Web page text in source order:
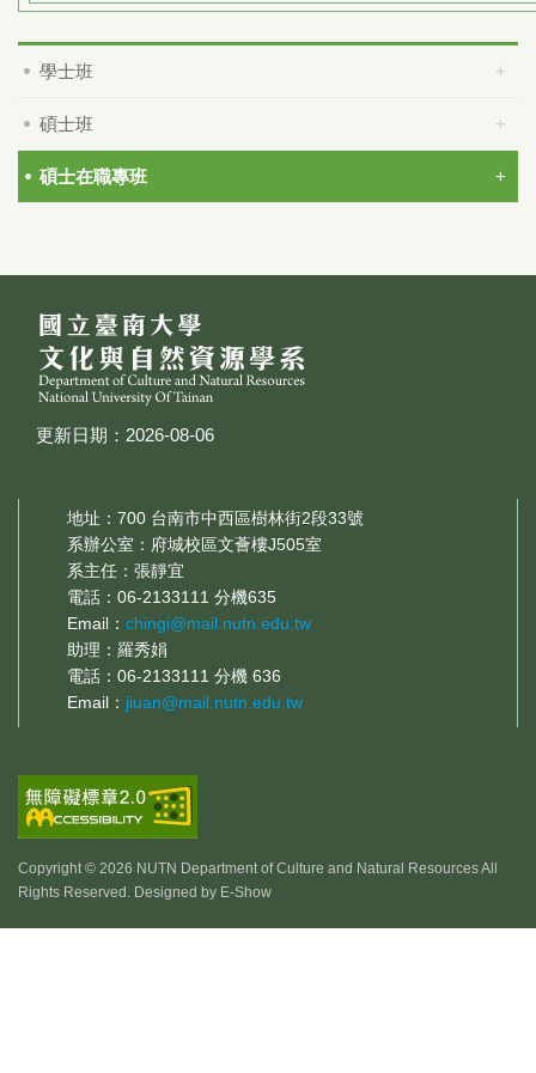
學士班
碩士班
碩士在職專班
更新日期：2026-08-06
地址：700 台南市中西區樹林街2段33號
系辦公室：府城校區文薈樓J505室
系主任：張靜宜
電話：06-2133111 分機635
Email： chingi@mail.nutn.edu.tw
助理：羅秀娟
電話：06-2133111 分機 636
Email： jiuan@mail.nutn.edu.tw
Copyright © 2026 NUTN Department of Culture and Natural Resources All
Rights Reserved. Designed by E-Show